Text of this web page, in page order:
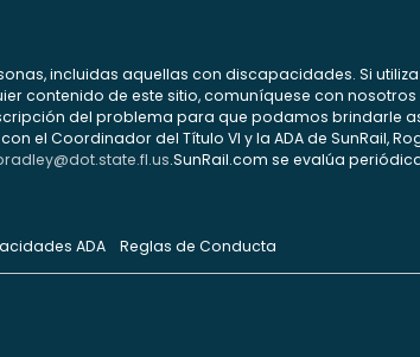
incluidas aquellas con discapacidades. Si
contenido de este sitio, comuníquese con
del problema para que podamos brindarle
Coordinador del Título VI y la ADA de SunRail,
.SunRail.com se evalúa
ADA Reglas de Conducta